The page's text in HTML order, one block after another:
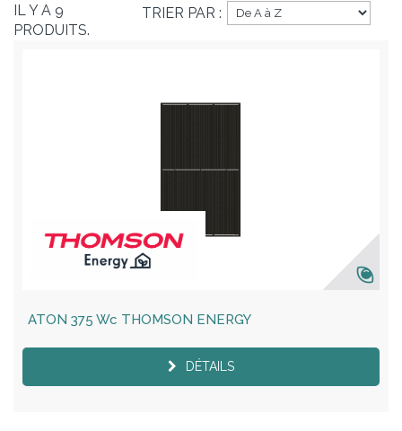
TRIER PAR :
IL Y A 9
PRODUITS.
ATON 375 Wc THOMSON ENERGY
DÉTAILS